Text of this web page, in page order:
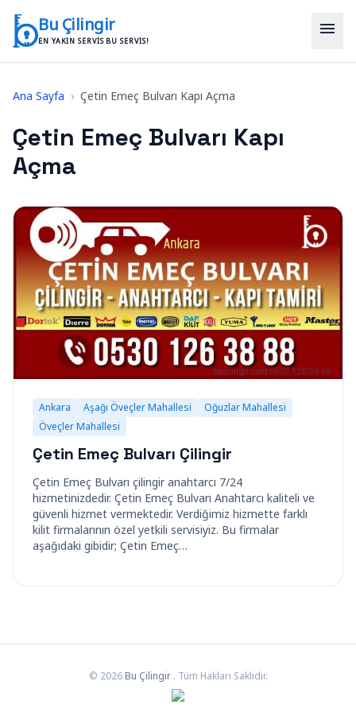
Bu Çilingir
EN YAKIN SERVIS BU SERVIS!
menu
Ana Sayfa › Çetin Emeç Bulvarı Kapı Açma
Çetin Emeç Bulvarı Kapı
Açma
Ankara Aşağı Öveçler Mahallesi
Oğuzlar Mahallesi
Öveçler Mahallesi
Çetin Emeç Bulvarı Çilingir
Çetin Emeç Bulvarı çilingir anahtarcı 7/24
hizmetinizdedir. Çetin Emeç Bulvarı Anahtarcı kaliteli ve
güvenli hizmet vermektedir. Verdiğimiz hizmette farklı
kilit firmalarının özel yetkili servisiyiz. Bu firmalar
aşağıdaki gibidir; Çetin Emeç…
© 2026 Bu Çilingir . Tüm Hakları Saklıdır.